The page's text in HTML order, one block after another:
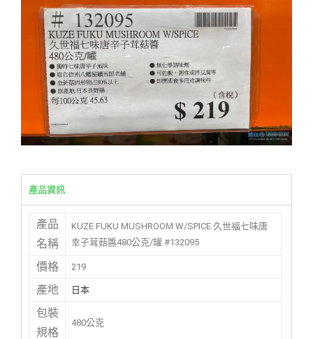
產品資訊
產品
名稱
KUZE FUKU MUSHROOM W/SPICE 久世福七味唐
幸子茸菇醬480公克/罐 #132095
價格 219
產地 日本
包裝
規格
480公克